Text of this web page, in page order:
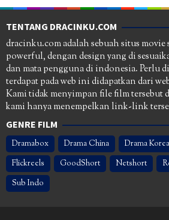
TENTANG DRACINKU.COM
dracinku.com adalah sebuah situs movie
powerful, dengan design yang di
dan mata pengguna di indonesia. Perlu
terdapat pada web ini didapatkan dari
Kami tidak menyimpan file film tersebut
kami hanya menempelkan link-link
GENRE FILM
Dramabox Drama China Drama Korea
Flickreels
GoodShort Netshort
Sub Indo